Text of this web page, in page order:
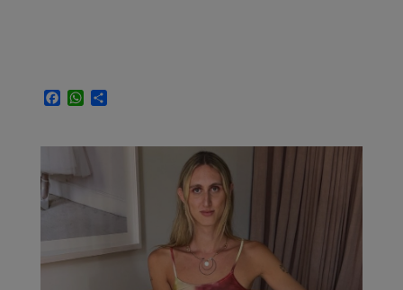
F
e
o
o
k
W
t
p
C
p
i